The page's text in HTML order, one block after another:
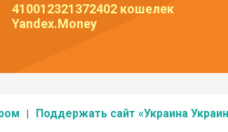
410012321372402 кошелек
Yandex.Money
Поддержать сайт «Украина